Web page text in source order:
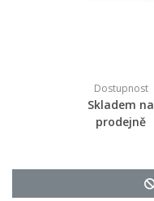
Dostupnost
Skladem na
prodejně